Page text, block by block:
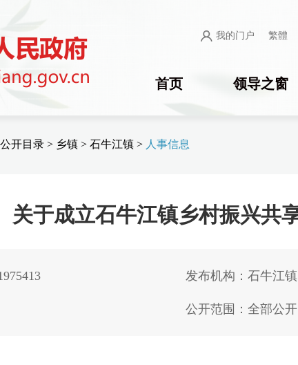
我的门户 繁體
首页 领导之窗
开目录 > 乡镇 > 石牛江镇 > 人事信息
关于成立石牛江镇乡村振兴共
发布机构：石牛江镇
公开范围：全部公开